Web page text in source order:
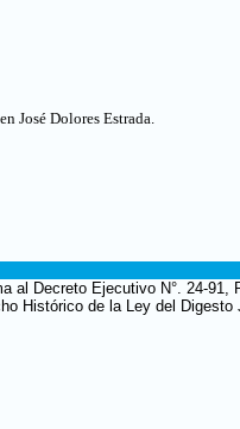
José Dolores Estrada.
al Decreto Ejecutivo N°. 24-
Histórico de la Ley del